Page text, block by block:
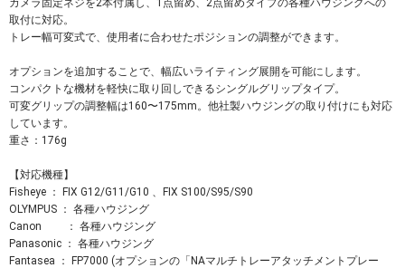
カメラ固定ネジを2本付属し、1点留め、2点留めタイプの各種ハウジングへの
取付に対応。
トレー幅可変式で、使用者に合わせたポジションの調整ができます。
オプションを追加することで、幅広いライティング展開を可能にします。
コンパクトな機材を軽快に取り回しできるシングルグリップタイプ。
可変グリップの調整幅は160〜175mm。他社製ハウジングの取り付けにも対応
しています。
重さ：176g
【対応機種】
Fisheye ： FIX G12/G11/G10 、FIX S100/S95/S90
OLYMPUS ： 各種ハウジング
Canon ： 各種ハウジング
Panasonic ： 各種ハウジング
Fantasea ： FP7000 (オプションの「NAマルチトレーアタッチメントプレー